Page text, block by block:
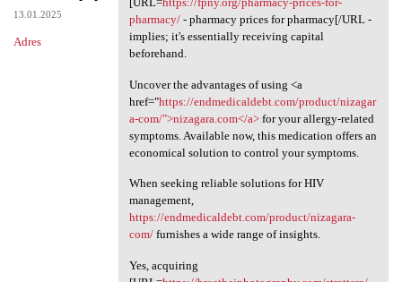
13.01.2025
Adres
pharmacy/- pharmacy prices for pharmacy[/URL -
implies; it's essentially receiving capital
beforehand.
Uncover the advantages of using <a
href="https://endmedicaldebt.com/product/nizagar
a-com/">nizagara.com</a>for your allergy-related
symptoms. Available now, this medication offers an
economical solution to control your symptoms.
When seeking reliable solutions for HIV
management,
https://endmedicaldebt.com/product/nizagara-
com/furnishes a wide range of insights.
Yes, acquiring